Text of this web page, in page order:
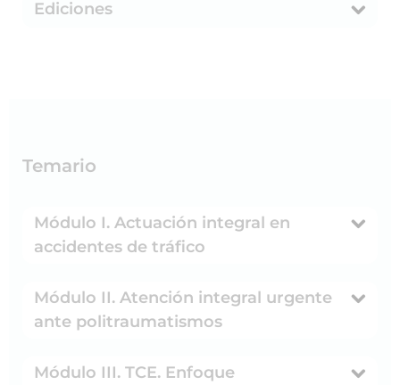
Ediciones
Temario
Módulo I. Actuación integral en
accidentes de tráfico
Módulo II. Atención integral urgente
ante politraumatismos
Módulo III. TCE. Enfoque